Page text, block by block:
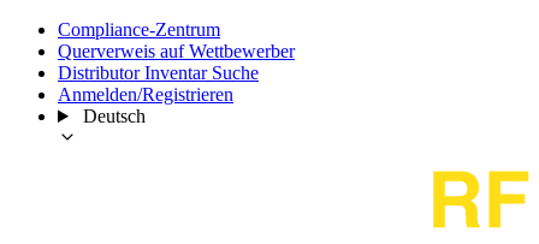
Compliance-Zentrum
Querverweis auf Wettbewerber
Distributor Inventar Suche
Anmelden/Registrieren
Deutsch